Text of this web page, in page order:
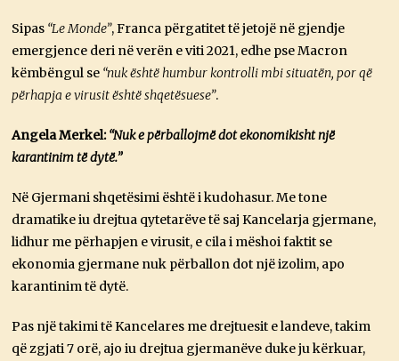
Sipas “Le Monde”, Franca përgatitet të jetojë në gjendje
emergjence deri në verën e viti 2021, edhe pse Macron
këmbëngul se “nuk është humbur kontrolli mbi situatën, por që
përhapja e virusit është shqetësuese”.
Angela Merkel:“Nuk e përballojmë dot ekonomikisht një
karantinim të dytë.”
Në Gjermani shqetësimi është i kudohasur. Me tone
dramatike iu drejtua qytetarëve të saj Kancelarja gjermane,
lidhur me përhapjen e virusit, e cila i mëshoi faktit se
ekonomia gjermane nuk përballon dot një izolim, apo
karantinim të dytë.
Pas një takimi të Kancelares me drejtuesit e landeve, takim
që zgjati 7 orë, ajo iu drejtua gjermanëve duke ju kërkuar,